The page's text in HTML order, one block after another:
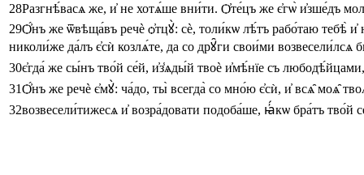
28Разгнѣ́васѧ же, и҆ не хотѧ́ше вни́ти. Ѻ҆те́цъ же є҆гѡ̀ и҆зше́дъ
29Ѻ҆́нъ же ѿвѣща́въ речѐ ѻ҆тцꙋ̀: сѐ, толи́кѡ лѣ́тъ рабо́таю тебѣ̀ и҆
николи́же да́лъ є҆сѝ козлѧ́те, да со дрꙋ̑ги свои́ми возвесели́лсѧ
30є҆гда́ же сы́нъ тво́й се́й, и҆з̾ѧды́й твоѐ и҆мѣ́нїе съ любодѣ́йцами,
31Ѻ҆́нъ же речѐ є҆мꙋ̀: ча́до, ты̀ всегда̀ со мно́ю є҆сѝ, и҆ всѧ̑ моѧ̑
32возвесели́тижесѧ и҆ возра́довати подоба́ше, ꙗ҆́кѡ бра́тъ тво́й